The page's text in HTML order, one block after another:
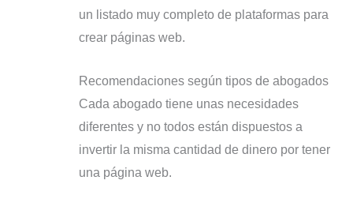
un listado muy completo de plataformas para
crear páginas web.
Recomendaciones según tipos de abogados
Cada abogado tiene unas necesidades
diferentes y no todos están dispuestos a
invertir la misma cantidad de dinero por tener
una página web.